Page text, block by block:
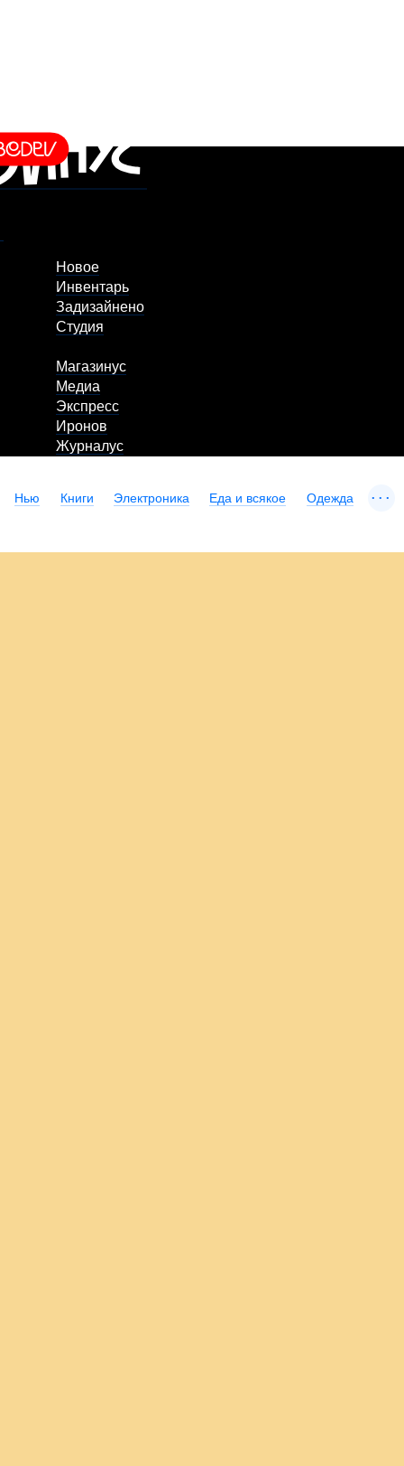
Новое
Инвентарь
Задизайнено
Студия
Магазинус
Медиа
Экспресс
Иронов
Журналус
Нью Книги Электроника Еда и всякое Одежда ...